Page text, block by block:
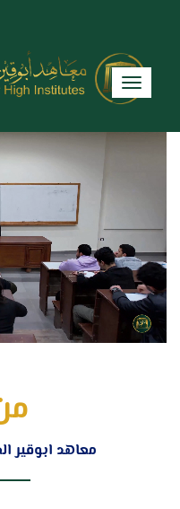
Toggle
navigation
معاهد ابوقير